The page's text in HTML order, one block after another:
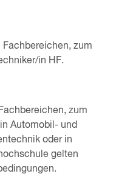
zum
in HF.
zum
Automobil- und
oder in
gelten